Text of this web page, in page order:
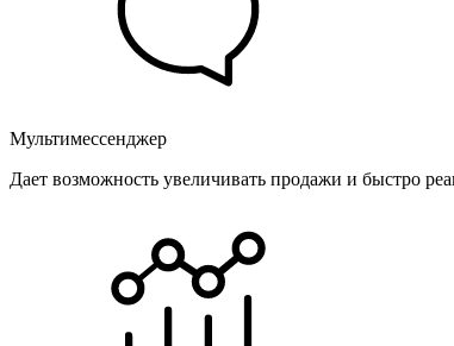
Мультимессенджер
Дает возможность увеличивать продажи и быстро